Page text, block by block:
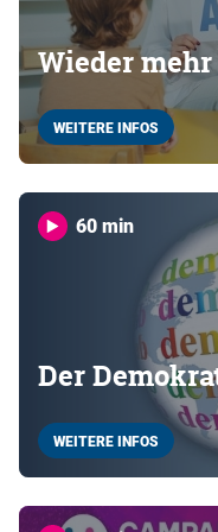
Wieder
WEITERE INFOS
60 min
Der
WEITERE INFOS